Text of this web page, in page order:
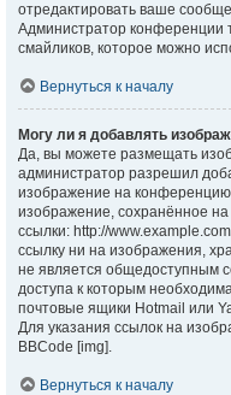
отредактировать ваше
Администратор конференции
смайликов, которое можно
Вернуться к началу
Могу ли я добавлять
Да, вы можете размещать
администратор разрешил
изображение на
изображение, сохранённое
ссылки: http://
ссылку ни на изображения,
не является общедоступным
доступа к которым
почтовые ящики Hotmail или
Для указания ссылок на
BBCode [img].
Вернуться к началу